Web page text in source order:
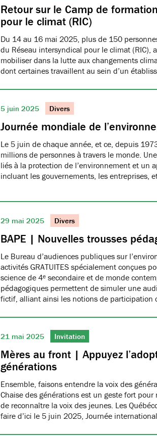
Retour sur le Camp de
pour le climat (RIC)
Du 14 au 16 mai 2025, plus de 150
du Réseau intersyndical pour le climat (RIC),
mobiliser dans la lutte aux changements
dont certaines travaillent au sein d’un
5 juin 2025 Divers
Journée mondiale de
Le 5 juin de chaque année, et ce, depuis
millions de personnes à travers le monde.
liés à la protection de l’environnement et un
incluant les gouvernements, les entreprises,
29 mai 2025 Divers
BAPE | Nouvelles trousses
Le Bureau d’audiences publiques sur
activités GRATUITES spécialement conçues
science de 4ᵉ secondaire et de monde
pédagogiques permettent de simuler une
fictif, alliant ainsi les notions de participation
21 mai 2025 Invitation
Mères au front | Appuyez
générations
Ensemble, faisons entendre la voix des
Chaise des générations est un geste fort
de reconnaître la voix des jeunes. Les
faire d’ici le 5 juin 2025, Journée